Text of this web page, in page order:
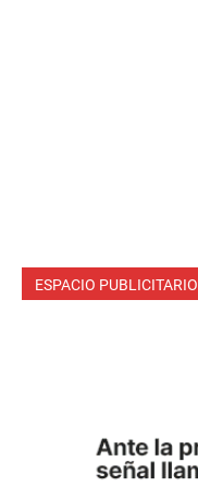
ESPACIO PUBLICITARIO